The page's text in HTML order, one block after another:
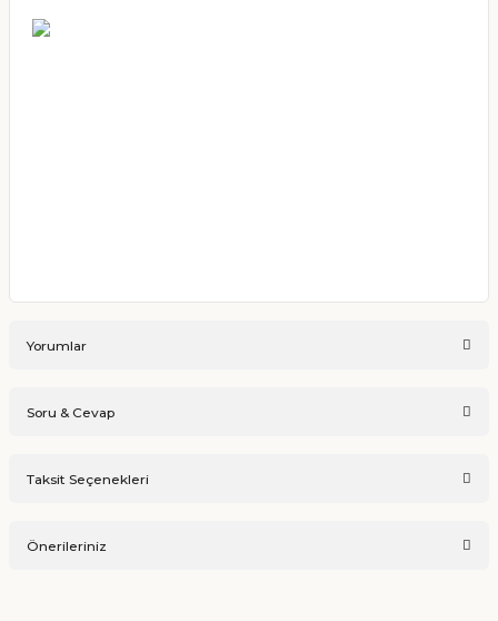
Yorumlar
Soru & Cevap
Taksit Seçenekleri
Önerileriniz